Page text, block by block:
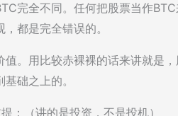
完全不同。任何把股票当作
都是完全错误的。
。用比较赤裸裸的话来讲就是
础之上的。
：（讲的是投资，不是投机）